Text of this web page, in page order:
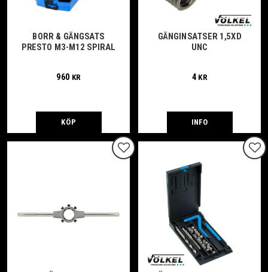
BORR & GÄNGSATS
PRESTO M3-M12 SPIRAL
960 KR
KÖP
GÄNGINSATSER 1,5XD
UNC
4 KR
INFO
Lägg till i favoriter